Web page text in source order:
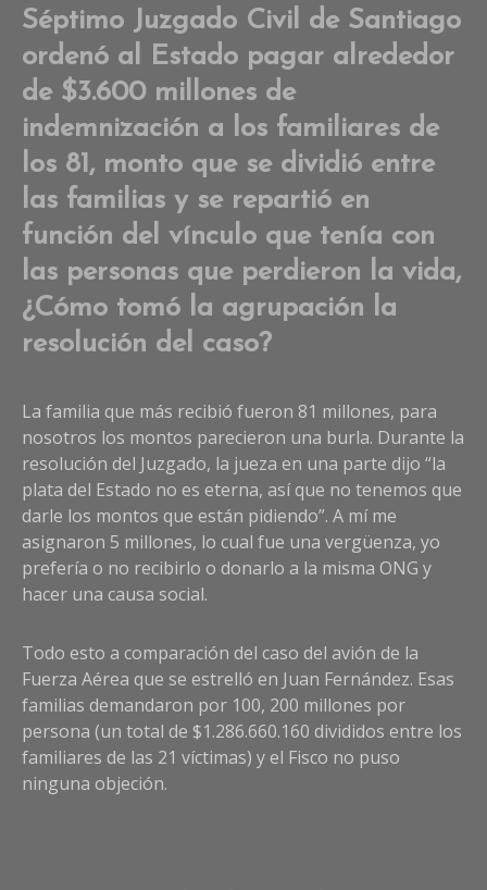
Séptimo Juzgado Civil de Santiago
ordenó al Estado pagar alrededor
de $3.600 millones de
indemnización a los familiares de
los 81, monto que se dividió entre
las familias y se repartió en
función del vínculo que tenía con
las personas que perdieron la vida,
¿Cómo tomó la agrupación la
resolución del caso?
La familia que más recibió fueron 81 millones, para
nosotros los montos parecieron una burla. Durante la
resolución del Juzgado, la jueza en una parte dijo “la
plata del Estado no es eterna, así que no tenemos que
darle los montos que están pidiendo”. A mí me
asignaron 5 millones, lo cual fue una vergüenza, yo
prefería o no recibirlo o donarlo a la misma ONG y
hacer una causa social.
Todo esto a comparación del caso del avión de la
Fuerza Aérea que se estrelló en Juan Fernández. Esas
familias demandaron por 100, 200 millones por
persona (un total de $1.286.660.160 divididos entre los
familiares de las 21 víctimas) y el Fisco no puso
ninguna objeción.